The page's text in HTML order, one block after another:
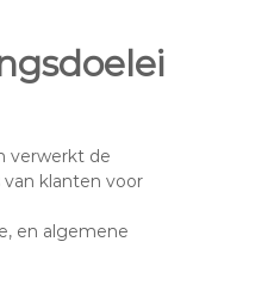
verwerkt de
klanten voor
en algemene